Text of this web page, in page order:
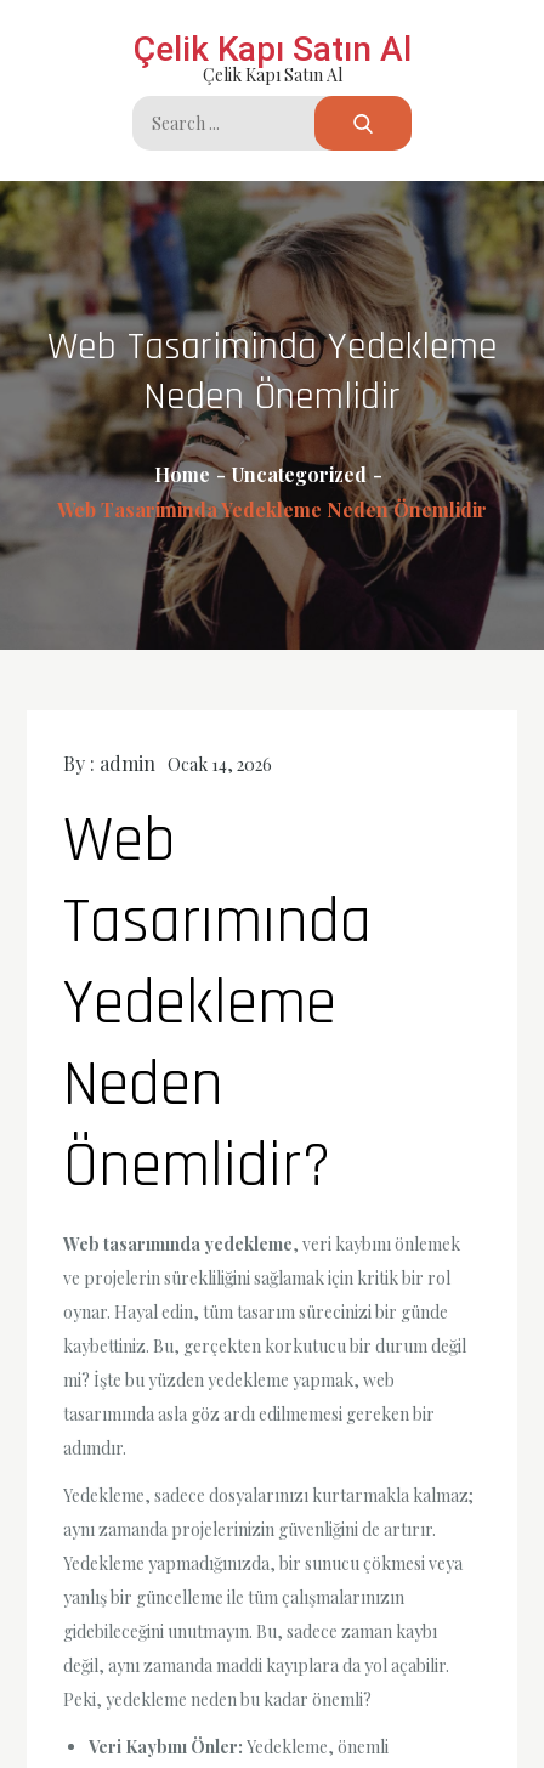
Çelik Kapı Satın Al
Çelik Kapı Satın Al
Search
for:
Web Tasariminda Yedekleme
Neden Önemlidir
Home
Uncategorized
Web Tasariminda Yedekleme Neden Önemlidir
By : admin Ocak 14, 2026
Web
Tasarımında
Yedekleme
Neden
Önemlidir?
Web tasarımında yedekleme, veri kaybını önlemek
ve projelerin sürekliliğini sağlamak için kritik bir rol
oynar. Hayal edin, tüm tasarım sürecinizi bir günde
kaybettiniz. Bu, gerçekten korkutucu bir durum değil
mi? İşte bu yüzden yedekleme yapmak, web
tasarımında asla göz ardı edilmemesi gereken bir
adımdır.
Yedekleme, sadece dosyalarınızı kurtarmakla kalmaz;
aynı zamanda projelerinizin güvenliğini de artırır.
Yedekleme yapmadığınızda, bir sunucu çökmesi veya
yanlış bir güncelleme ile tüm çalışmalarınızın
gidebileceğini unutmayın. Bu, sadece zaman kaybı
değil, aynı zamanda maddi kayıplara da yol açabilir.
Peki, yedekleme neden bu kadar önemli?
Veri Kaybını Önler: Yedekleme, önemli